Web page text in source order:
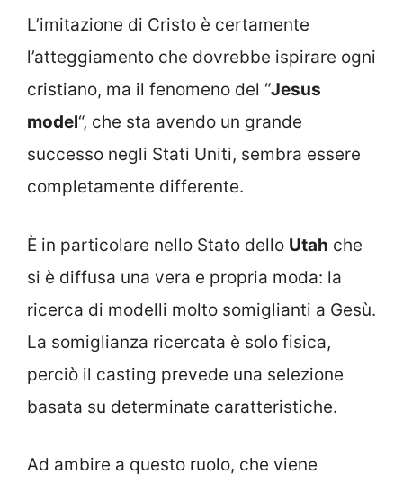
L’imitazione di Cristo è certamente
l’atteggiamento che dovrebbe ispirare ogni
cristiano, ma il fenomeno del “Jesus
model“, che sta avendo un grande
successo negli Stati Uniti, sembra essere
completamente differente.
È in particolare nello Stato dello Utah che
si è diffusa una vera e propria moda: la
ricerca di modelli molto somiglianti a Gesù.
La somiglianza ricercata è solo fisica,
perciò il casting prevede una selezione
basata su determinate caratteristiche.
Ad ambire a questo ruolo, che viene